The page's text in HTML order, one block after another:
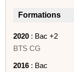
Formations
2020 : Bac +2
BTS CG
2016 : Bac